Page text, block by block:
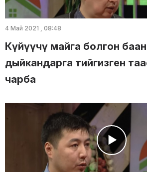
4 Май 2021 , 08:48
Күйүүчү майга болгон
дыйкандарга тийгизген
чарба